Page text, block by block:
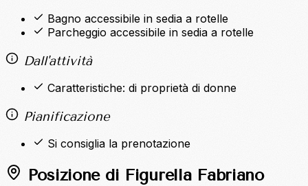
Bagno accessibile in sedia a rotelle
Parcheggio accessibile in sedia a rotelle
Dall'attività
Caratteristiche: di proprietà di donne
Pianificazione
Si consiglia la prenotazione
Posizione di Figurella Fabriano